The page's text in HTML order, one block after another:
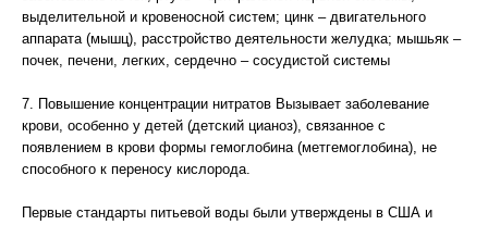
выделительной и кровеносной систем; цинк – двигательного
аппарата (мышц), расстройство деятельности желудка; мышьяк –
почек, печени, легких, сердечно – сосудистой системы
7. Повышение концентрации нитратов Вызывает заболевание
крови, особенно у детей (детский цианоз), связанное с
появлением в крови формы гемоглобина (метгемоглобина), не
способного к переносу кислорода.
Первые стандарты питьевой воды были утверждены в США и